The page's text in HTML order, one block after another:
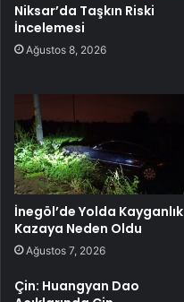
Niksar’da Taşkın Riski
İncelemesi
Ağustos 8, 2026
İnegöl’de Yolda Kayganlık
Kazaya Neden Oldu
Ağustos 7, 2026
Çin: Huangyan Dao